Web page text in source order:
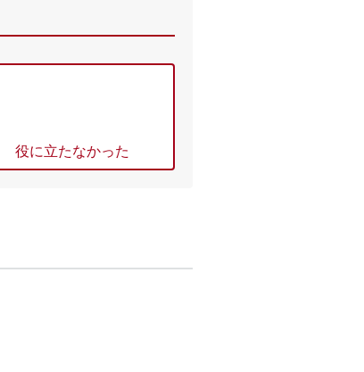
役に立たなかった